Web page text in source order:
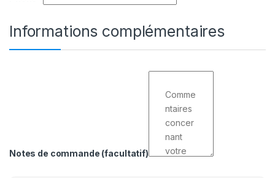
Informations complémentaires
Notes de commande (facultatif)